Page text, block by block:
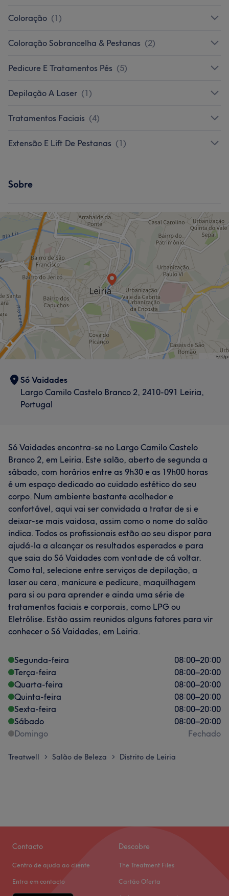
Coloração (1)
Coloração Sobrancelha & Pestanas (2)
Pedicure E Tratamentos Pés (5)
Depilação A Laser (1)
Tratamentos Faciais (4)
Extensão E Lift De Pestanas (1)
Sobre
Só Vaidades
Largo Camilo Castelo Branco 2, 2410-091 Leiria,
Portugal
Só Vaidades encontra-se no Largo Camilo Castelo
Branco 2, em Leiria. Este salão, aberto de segunda a
sábado, com horários entre as 9h30 e as 19h00 horas
é um espaço dedicado ao cuidado estético do seu
corpo. Num ambiente bastante acolhedor e
confortável, aqui vai ser convidada a tratar de si e
deixar-se mais vaidosa, assim como o nome do salão
indica. Todos os profissionais estão ao seu dispor para
ajudá-la a alcançar os resultados esperados e para
que saia do Só Vaidades com vontade de cá voltar.
Como tal, selecione entre serviços de depilação, a
laser ou cera, manicure e pedicure, maquilhagem
para si ou para aprender e ainda uma série de
tratamentos faciais e corporais, como LPG ou
Eletrólise. Estão assim reunidos alguns fatores para vir
conhecer o Só Vaidades, em Leiria.
Segunda-feira 08:00–20:00
Terça-feira
08:00–20:00
Quarta-feira
08:00–20:00
Quinta-feira
08:00–20:00
Sexta-feira
08:00–20:00
Sábado
08:00–20:00
Domingo
Fechado
Treatwell > Salão de Beleza > Distrito de Leiria
Contacto
Centro de ajuda ao cliente
Entra em contacto
Descobre
The Treatment Files
Cartão Oferta